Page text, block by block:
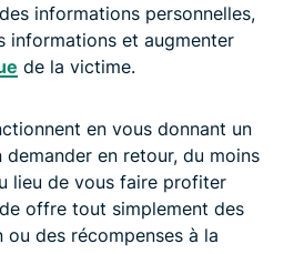
informations personnelles,
informations et augmenter
de la victime.
en vous donnant un
en retour, du moins
lieu de vous faire profiter
offre tout simplement des
ou des récompenses à la